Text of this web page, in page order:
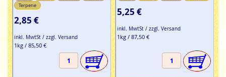
Terpene
2,85 €
inkl. MwtSt / zzgl. Versand
1kg / 85,50 €
5,25 €
inkl. MwtSt / zzgl. Versand
1kg / 87,50 €